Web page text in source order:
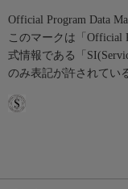
Official Program Data
このマークは「Official
式情報である「
のみ表記が許されてい